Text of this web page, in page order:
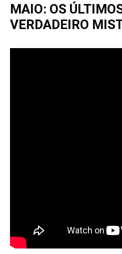
MAIO: OS
VERDADEIRO